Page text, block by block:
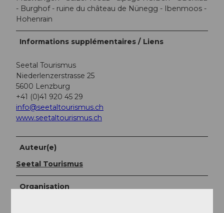
- Burghof - ruine du château de Nünegg - Ibenmoos -
Hohenrain
Informations supplémentaires / Liens
Seetal Tourismus
Niederlenzerstrasse 25
5600 Lenzburg
+41 (0)41 920 45 29
info@seetaltourismus.ch
www.seetaltourismus.ch
Auteur(e)
Seetal Tourismus
Organisation